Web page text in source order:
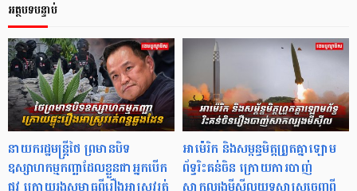
អត្ថបទបន្ទាប់
នាយករដ្ឋមន្ត្រីថៃ ព្រមានបិទ
ឧស្សាហកម្មកញ្ឆាដែលខ្លួនជាអ្នកបើក
អាម៉េរិក និងសម្ពន្ធមិត្តព្រួតគ្នាឡោម
ព័ទ្ធរិះគន់ចិន ក្រោយការបាញ់